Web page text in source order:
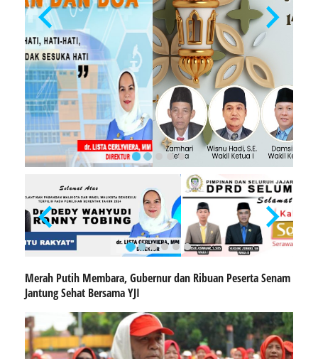
Merah Putih Membara, Gubernur dan Ribuan Peserta Senam
Jantung Sehat Bersama YJI